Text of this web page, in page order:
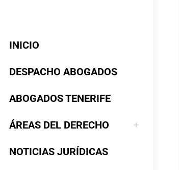
INICIO
DESPACHO ABOGADOS
ABOGADOS TENERIFE
ÁREAS DEL DERECHO
NOTICIAS JURÍDICAS